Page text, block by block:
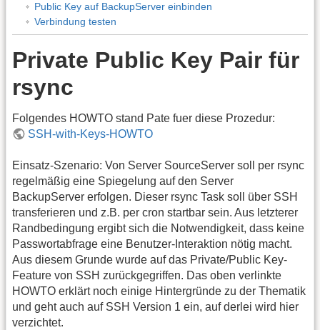
Public Key auf BackupServer einbinden
Verbindung testen
Private Public Key Pair für
rsync
Folgendes HOWTO stand Pate fuer diese Prozedur:
SSH-with-Keys-HOWTO
Einsatz-Szenario: Von Server SourceServer soll per rsync
regelmäßig eine Spiegelung auf den Server
BackupServer erfolgen. Dieser rsync Task soll über SSH
transferieren und z.B. per cron startbar sein. Aus letzterer
Randbedingung ergibt sich die Notwendigkeit, dass keine
Passwortabfrage eine Benutzer-Interaktion nötig macht.
Aus diesem Grunde wurde auf das Private/Public Key-
Feature von SSH zurückgegriffen. Das oben verlinkte
HOWTO erklärt noch einige Hintergründe zu der Thematik
und geht auch auf SSH Version 1 ein, auf derlei wird hier
verzichtet.